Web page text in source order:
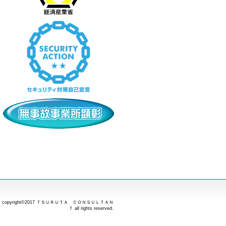
copyright©2017 ＴＳＵＲＵＴＡ ＣＯＮＳＵＬＴＡＮ
Ｔ all rights reserved.